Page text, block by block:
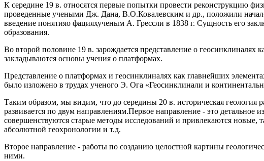
К середине 19 в. относятся первые попытки провести реконструкцию
проведенные учеными Дж. Дана, В.О.Ковалевским и др., положили
введение понятияо фацияхученым А. Грессли в 1838 г. Сущность его
образования.
Во второй половине 19 в. зарождается представление о
закладываются основы учения о платформах.
Представление о платформах и геосинклиналях как главнейших
было изложено в трудах ученого Э. Ога «Геосинклинали и
Таким образом, мы видим, что до середины 20 в. историческая геология
развивается по двум направлениям.Первое направление - это
совершенствуются старые методы исследований и привлекаются новые,
абсолютной геохронологии и т.д.
Второе направление - работы по созданию целостной картины
ними.